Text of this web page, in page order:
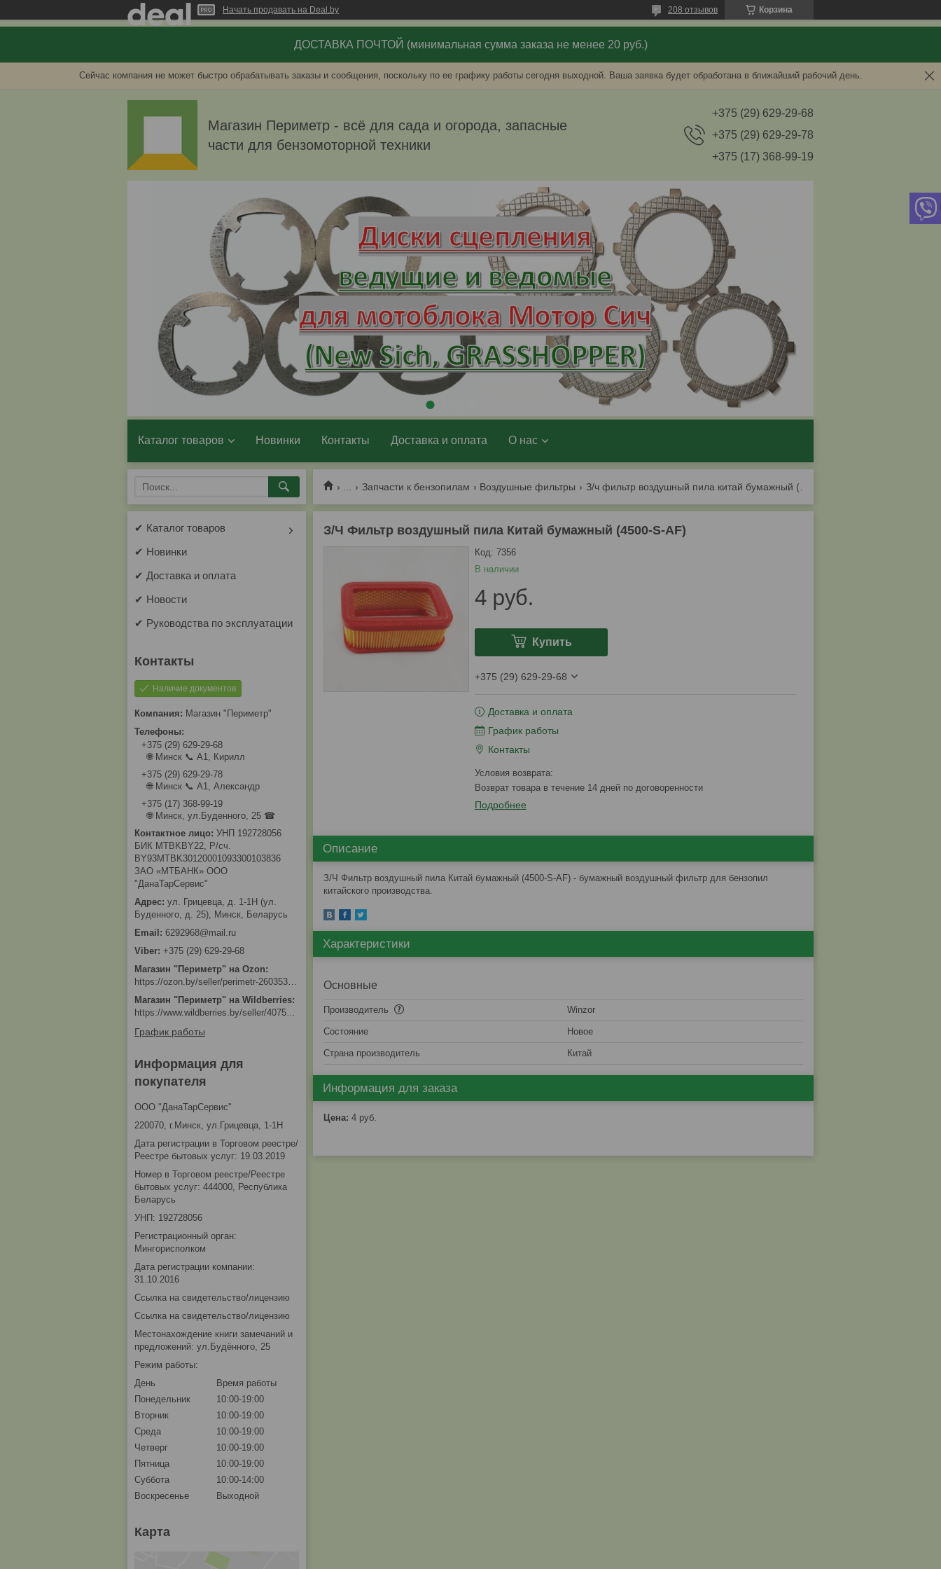
Начать продавать на Deal.by Корзина
208 отзывов
ДОСТАВКА ПОЧТОЙ (минимальная сумма заказа не менее 20 руб.)
Сейчас компания не может быстро обрабатывать заказы и сообщения, поскольку по ее графику работы сегодня выходной. Ваша заявка будет обработана в ближайший рабочий день.
Магазин Периметр - всё для сада и огорода, запасные
части для бензомоторной техники
+375 (29) 629-29-68
+375 (29) 629-29-78
+375 (17) 368-99-19
Каталог товаров Новинки Контакты Доставка и оплата О нас
Запчасти к бензопилам Воздушные фильтры
З/Ч Фильтр воздушный пила Китай бумажный (4500-S-AF)
В наличии
Код: 7356
4 руб.
Купить
+375 (29) 629-29-68
Доставка и оплата
График работы
Контакты
возврат товара в течение 14 дней по договоренности
Подробнее
Описание
З/Ч Фильтр воздушный пила Китай бумажный (4500-S-AF) - бумажный воздушный фильтр для бензопил
китайского производства.
Характеристики
Основные
Производитель Winzor
Состояние Новое
Страна производитель Китай
Информация для заказа
Цена: 4 руб.
✔ Каталог товаров
✔ Новинки
✔ Доставка и оплата
✔ Новости
✔ Руководства по эксплуатации
Наличие документов
Магазин "Периметр"
+375 (29) 629-29-68
🌐 Минск 📞 А1, Кирилл
+375 (29) 629-29-78
🌐 Минск 📞 А1, Александр
+375 (17) 368-99-19
🌐 Минск, ул.Буденного, 25 ☎
УНП 192728056
БИК MTBKBY22, Р/сч.
BY93MTBK30120001093300103836
ЗАО «МТБАНК» ООО
"ДанаТарСервис"
ул. Грицевца, д. 1-1Н (ул.
Буденного, д. 25), Минск, Беларусь
6292968@mail.ru
+375 (29) 629-29-68
Магазин "Периметр" на Ozon
https://ozon.by/seller/perimetr-2603533/?miniapp=seller_2603533
Магазин "Периметр" на Wildberries
https://www.wildberries.by/seller/4075533
График работы
Информация для
покупателя
ООО "ДанаТарСервис"
220070, г.Минск, ул.Грицевца, 1-1Н
Дата регистрации в Торговом реестре/
Реестре бытовых услуг: 19.03.2019
Номер в Торговом реестре/Реестре
бытовых услуг: 444000, Республика
Беларусь
УНП: 192728056
Регистрационный орган:
Мингорисполком
Дата регистрации компании:
31.10.2016
Ссылка на свидетельство/лицензию
Ссылка на свидетельство/лицензию
Местонахождение книги замечаний и
предложений: ул.Будённого, 25
Режим работы:
День
Время работы
Понедельник
10:00-19:00
Вторник
10:00-19:00
Среда
10:00-19:00
Четверг
10:00-19:00
Пятница
10:00-19:00
Суббота
10:00-14:00
Воскресенье
Выходной
Карта